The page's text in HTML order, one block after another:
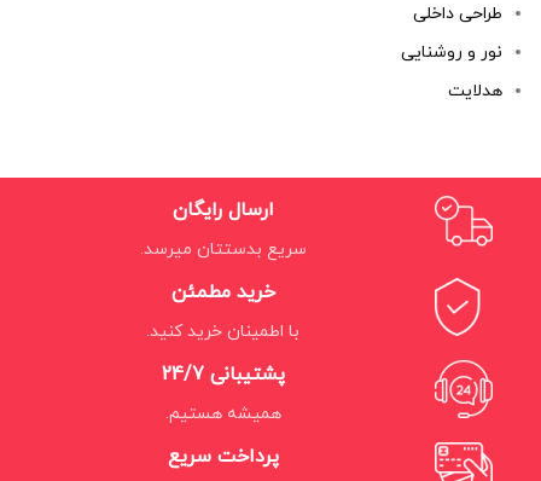
طراحی داخلی
نور و روشنایی
هدلایت
ارسال رایگان
سریع بدستتان میرسد.
خرید مطمئن
با اطمینان خرید کنید.
پشتیبانی 24/7
همیشه هستیم.
پرداخت سریع